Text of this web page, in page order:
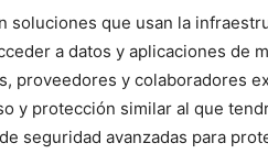
soluciones que usan la
a datos y aplicaciones de
proveedores y colaboradores
y protección similar al que
seguridad avanzadas para